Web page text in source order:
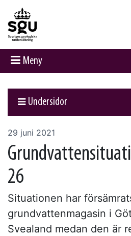
Meny
Undersidor
29 juni 2021
26
Situationen har
grundvattenmagasin i
Svealand medan den är